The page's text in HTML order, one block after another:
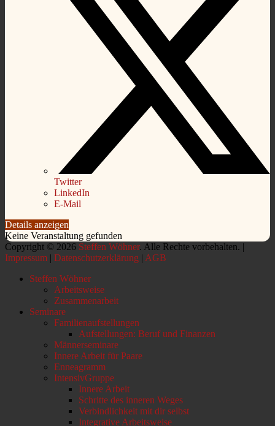
Twitter
LinkedIn
E-Mail
Details anzeigen
Keine Veranstaltung gefunden
Copyright © 2026 Steffen Wöhner. Alle Rechte vorbehalten. |
Impressum | Datenschutzerklärung | AGB
oben
Steffen Wöhner
Arbeitsweise
Zusammenarbeit
Seminare
Familienaufstellungen
Aufstellungen: Beruf und Finanzen
Männerseminare
Innere Arbeit für Paare
Enneagramm
IntensivGruppe
Innere Arbeit
Schritte des inneren Weges
Verbindlichkeit mit dir selbst
Integrative Arbeitsweise